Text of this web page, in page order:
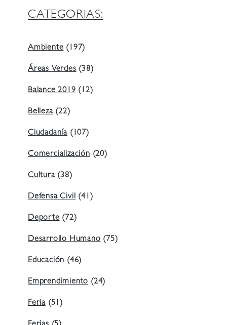
CATEGORIAS:
Ambiente (197)
Áreas Verdes (38)
Balance 2019 (12)
Belleza(22)
Ciudadanía (107)
Comercialización (20)
Cultura(38)
Defensa Civil (41)
Deporte (72)
Desarrollo Humano (75)
Educación (46)
Emprendimiento (24)
Feria (51)